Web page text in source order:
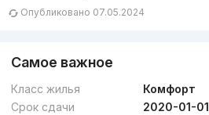
Опубликовано 07.05.2024
Самое важное
Класс жилья
Комфорт
Срок сдачи
2020-01-01